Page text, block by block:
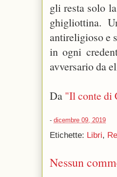
gli resta solo
ghigliottina.
antireligioso e
in ogni
avversario da
Da "Il conte di
- dicembre 09, 2019
Etichette: Libri,
Nessun